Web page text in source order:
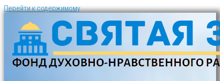
Перейти к содержимому